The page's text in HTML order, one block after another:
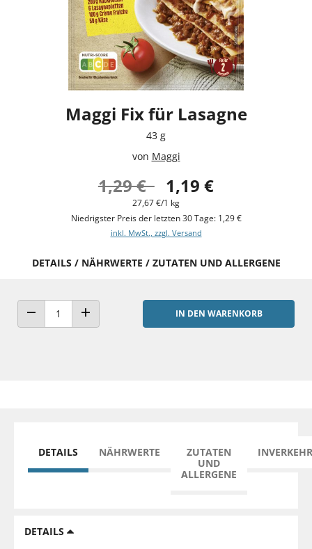
Maggi Fix für Lasagne
43 g
von Maggi
1,29 € 1,19 €
27,67 €/1 kg
Niedrigster Preis der letzten 30 Tage: 1,29 €
inkl. MwSt., zzgl. Versand
DETAILS / NÄHRWERTE / ZUTATEN UND ALLERGENE
ANZAHL VERRINGERNANZAHL ERHÖHEN
IN DEN WARENKORB
DETAILS NÄHRWERTE
ZUTATEN
UND
ALLERGENE
DETAILS